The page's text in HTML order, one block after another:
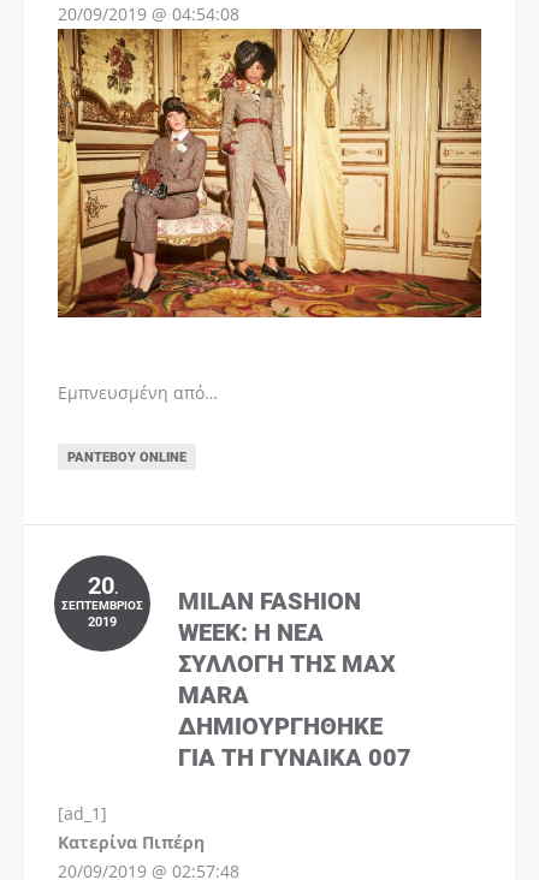
20/09/2019 @ 04:54:08
Εμπνευσμένη από…
ΡΑΝΤΕΒΟΎ ONLINE
20.
ΣΕΠΤΈΜΒΡΙΟΣ
2019
MILAN FASHION
WEEK: Η ΝΈΑ
ΣΥΛΛΟΓΉ ΤΗΣ MAX
MARA
ΔΗΜΙΟΥΡΓΉΘΗΚΕ
ΓΙΑ ΤΗ ΓΥΝΑΊΚΑ 007
[ad_1]
Kατερίνα Πιπέρη
20/09/2019 @ 02:57:48